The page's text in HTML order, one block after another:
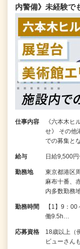
内警備》未経験で
仕事内容
《六本木ヒ
せ》 その他
での募集と
給与 日給9,500
勤務地
東京都港区
麻布十番、
内多数勤務
勤務時間
【1】9：
働9.5h…
応募資格
18歳以上（
ビューさん